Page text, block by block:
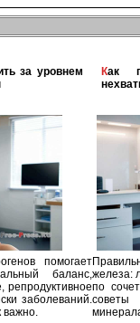
помогает
баланс,
репродуктивное
заболеваний.
важно.
Как правильно питаться при
железа:
по